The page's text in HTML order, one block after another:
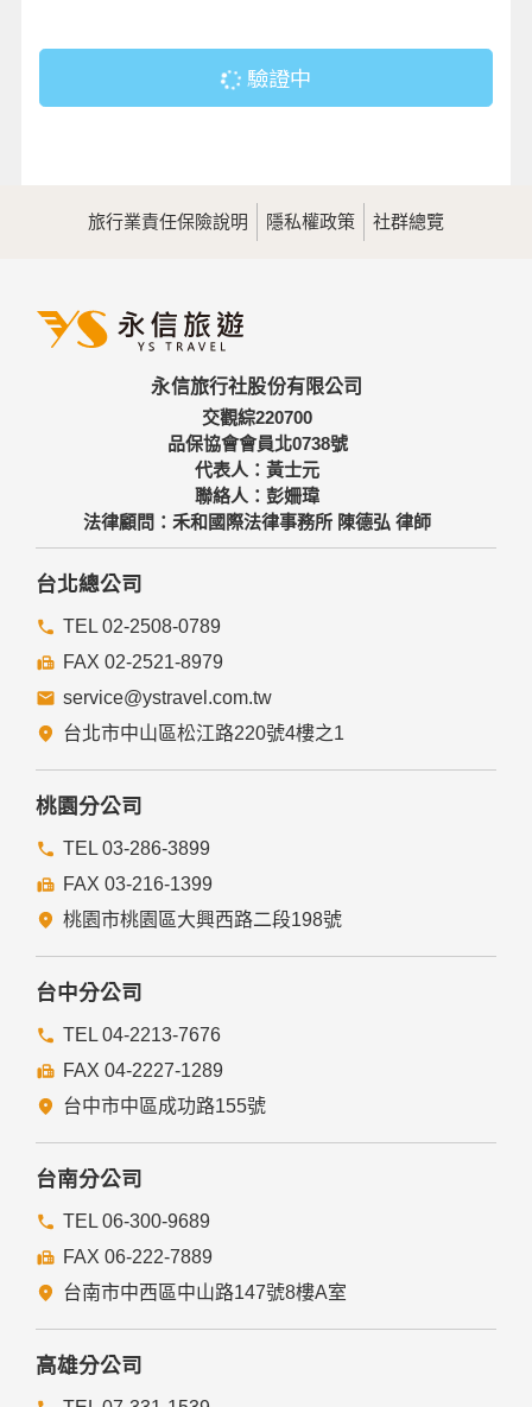
驗證中
旅行業責任保險說明 隱私權政策 社群總覽
永信旅行社股份有限公司
交觀綜220700
品保協會會員北0738號
代表人：黃士元
聯絡人：彭姍瑋
法律顧問：禾和國際法律事務所 陳德弘 律師
台北總公司
TEL 02-2508-0789
FAX 02-2521-8979
service@ystravel.com.tw
台北市中山區松江路220號4樓之1
桃園分公司
TEL 03-286-3899
FAX 03-216-1399
桃園市桃園區大興西路二段198號
台中分公司
TEL 04-2213-7676
FAX 04-2227-1289
台中市中區成功路155號
台南分公司
TEL 06-300-9689
FAX 06-222-7889
台南市中西區中山路147號8樓A室
高雄分公司